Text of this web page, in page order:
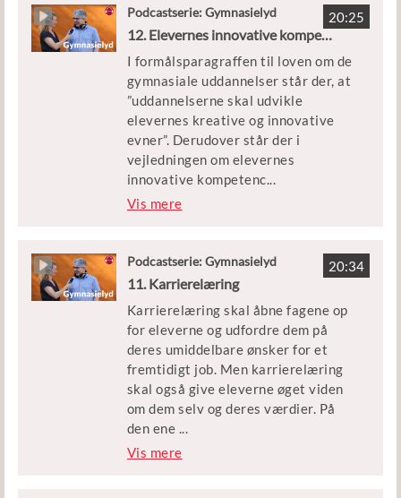
professionalisere deres SPS-arbejde.
20:25
Podcastserie: Gymnasielyd
12. Elevernes innovative kompetencer
I formålsparagraffen til loven om de
gymnasiale uddannelser står der, at
”uddannelserne skal udvikle
elevernes kreative og innovative
evner”. Derudover står der i
vejledningen om elevernes
innovative kompetenc...
er, at der i fagene og de faglige
anvende faglig viden og faglige
metoder til at undersøge og løse
konkrete problemer. Men hvad er
innovative kompetencer, hvad er
innovation i det hele taget, og
hvordan skal man undervise i det i
gymnasiet?
Michael Paulsen er lektor i
pædagogik ved Syddansk
Universitet og har forsket og
Vis mere
20:34
Podcastserie: Gymnasielyd
11. Karrierelæring
Karrierelæring skal åbne fagene op
for eleverne og udfordre dem på
deres umiddelbare ønsker for et
fremtidigt job. Men karrierelæring
skal også give eleverne øget viden
om dem selv og deres værdier. På
den ene ...
side gør
Vis mere